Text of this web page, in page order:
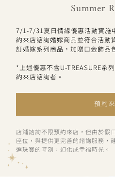
Summer
7/1-7/31夏日情緣優惠活動實施
約來店諮詢婚嫁商品並符合活動
訂婚嫁系列商品，加贈口金飾品
*上述優惠不含U-TREASURE系
約來店諮詢者。
預約
店鋪諮詢不限預約來店，但由於假
座位，與提供更完善的諮詢服務，
選珠寶的時刻，幻化成幸福時光。